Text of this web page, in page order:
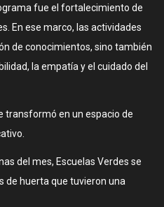
fue el fortalecimiento de
En ese marco, las actividades
de conocimientos, sino también
la empatía y el cuidado del
transformó en un espacio de
del mes, Escuelas Verdes se
de huerta que tuvieron una